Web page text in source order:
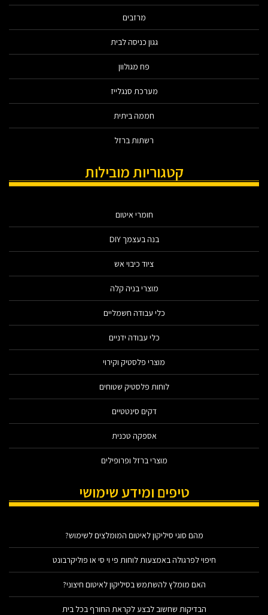
מרזבים
גגון כניסה לבית
פח מגולוון
מערכת סנגלייז
חממה ביתית
רשתות ברזל
קטגוריות מובילות
חומרי איטום
בנה בעצמך DIY
ציוד כיבוי אש
מוצרי בניה קלה
כלי עבודה חשמליים
כלי עבודה ידניים
מוצרי פלסטיק וקירוי
לוחות פלסטיק שטוחים
דקים סינטטיים
אספקה טכנית
מוצרי ברזל ופרופילים
טיפים ומידע שימושי
מהם סוגי סיליקון לאיטום המומלצים לשימוש?
חיפוי לפרגולה באמצעות לוחות פי וי סי או פוליקרבונט
האם מומלץ להשתמש בסיליקון לאיטום חיצוני?
הבדיקות שחשוב לבצע לקראת החורף בכל בית